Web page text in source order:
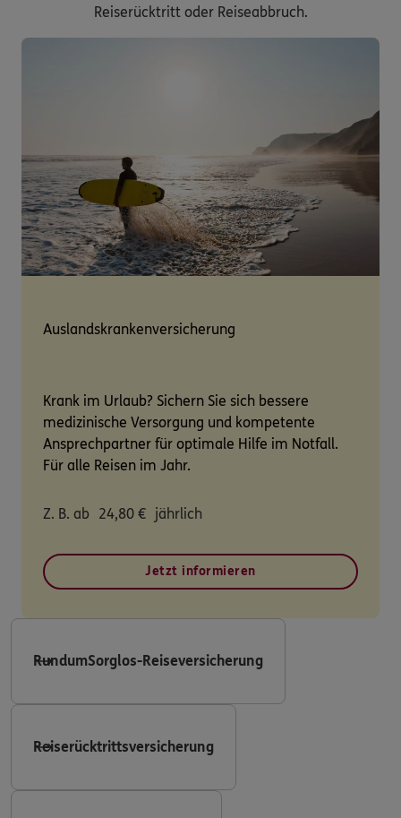
Reiserücktritt oder Reiseabbruch.
Auslandskrankenversicherung
Krank im Urlaub? Sichern Sie sich bessere
medizinische Versorgung und kompetente
Ansprechpartner für optimale Hilfe im Notfall.
Für alle Reisen im Jahr.
Z. B. ab 24,80 € jährlich
Jetzt informieren
RundumSorglos-Reiseversicherung
Reiserücktrittsversicherung